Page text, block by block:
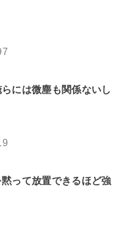
には微塵も関係ないし
って放置できるほど強